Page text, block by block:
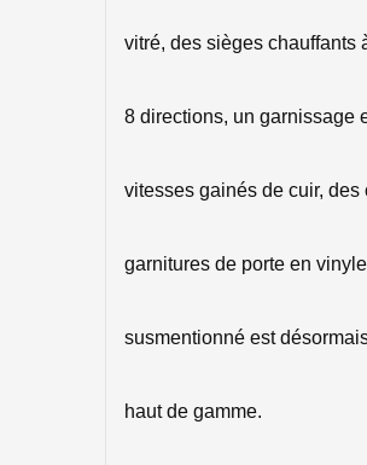
vitré, des sièges chauffants
8 directions, un garnissage
vitesses gainés de cuir,
garnitures de porte en
susmentionné est
haut de gamme.